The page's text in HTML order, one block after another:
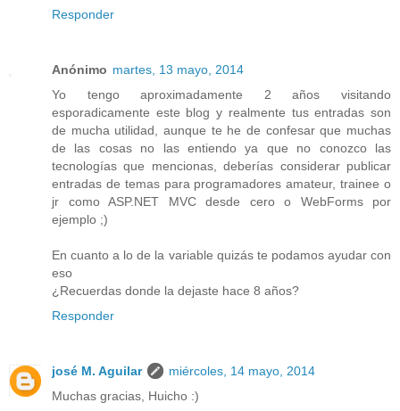
Responder
Anónimo martes, 13 mayo, 2014
Yo tengo aproximadamente 2 años visitando
esporadicamente este blog y realmente tus entradas son
de mucha utilidad, aunque te he de confesar que muchas
de las cosas no las entiendo ya que no conozco las
tecnologías que mencionas, deberías considerar publicar
entradas de temas para programadores amateur, trainee o
jr como ASP.NET MVC desde cero o WebForms por
ejemplo ;)
En cuanto a lo de la variable quizás te podamos ayudar con
eso
¿Recuerdas donde la dejaste hace 8 años?
Responder
josé M. Aguilar
miércoles, 14 mayo, 2014
Muchas gracias, Huicho :)